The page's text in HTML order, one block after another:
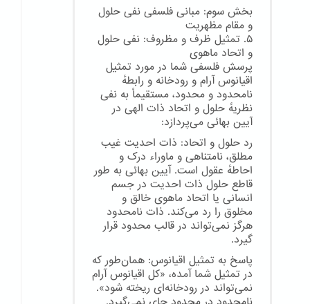
بخش سوم: مبانی فلسفی نفی حلول
و مقام مظهریت
۵. تمثیل ظرف و مظروف: نفی حلول
و اتحاد ماهوی
پرسش فلسفی شما در مورد تمثیل
اقیانوس آرام و رودخانه و رابطهٔ
نامحدود و محدود، مستقیماً به نفی
نظریهٔ حلول و اتحاد ذات الهی در
آیین بهائی می‌پردازد:
رد حلول و اتحاد: ذات احدیت غیب
مطلق، نامتناهی و ماوراء درک و
احاطهٔ عقول است. آیین بهائی به طور
قاطع حلول ذات احدیت در جسم
انسانی یا اتحاد ماهوی خالق و
مخلوق را رد می‌کند. ذات نامحدود
هرگز نمی‌تواند در قالب محدود قرار
گیرد.
پاسخ به تمثیل اقیانوس: همان‌طور که
در تمثیل شما آمده، «کل اقیانوس آرام
نمی‌تواند در رودخانه‌ای ریخته شود».